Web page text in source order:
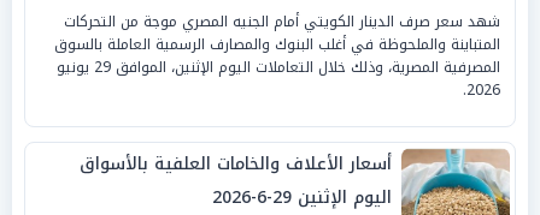
شهد سعر صرف الدينار الكويتي أمام الجنيه المصري موجة من التحركات
المتباينة والملحوظة في أغلب البنوك والمصارف الرسمية العاملة بالسوق
المصرفية المصرية، وذلك خلال التعاملات اليوم الإثنين، الموافق 29 يونيو
2026.
أسعار الأعلاف والخامات العلفية بالأسواق
اليوم الإثنين 29-6-2026